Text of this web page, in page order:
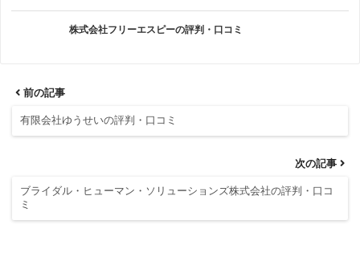
株式会社フリーエスピーの評判・口コミ
前の記事
有限会社ゆうせいの評判・口コミ
次の記事
ブライダル・ヒューマン・ソリューションズ株式会社の評判・口コ
ミ